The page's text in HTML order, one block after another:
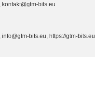
bits.eu
bits.eu, https://gtm-bits.eu